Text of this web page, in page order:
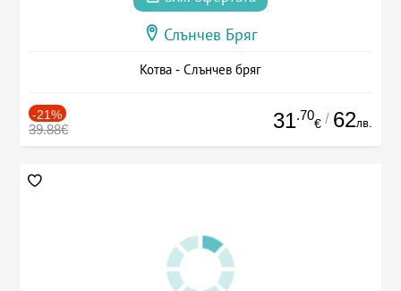
Слънчев Бряг
Котва - Слънчев бряг
-21%
39.88€ 31.70
€ / 62лв.